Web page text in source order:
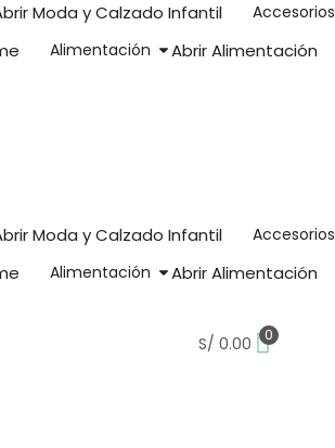
Moda y Calzado Infantil Accesorios
Alimentación Abrir Alimentación
Moda y Calzado Infantil Accesorios
Alimentación Abrir Alimentación
S/ 0.00 0